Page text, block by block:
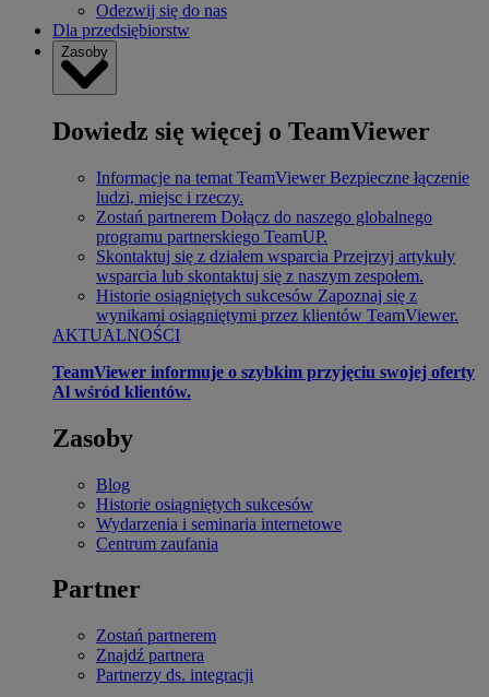
Odezwij się do nas
Dla przedsiębiorstw
Zasoby
Dowiedz się więcej o TeamViewer
Informacje na temat TeamViewer Bezpieczne łączenie
ludzi, miejsc i rzeczy.
Zostań partnerem Dołącz do naszego globalnego
programu partnerskiego TeamUP.
Skontaktuj się z działem wsparcia Przejrzyj artykuły
wsparcia lub skontaktuj się z naszym zespołem.
Historie osiągniętych sukcesów Zapoznaj się z
wynikami osiągniętymi przez klientów TeamViewer.
AKTUALNOŚCI
TeamViewer informuje o szybkim przyjęciu swojej oferty
Al wśród klientów.
Zasoby
Blog
Historie osiągniętych sukcesów
Wydarzenia i seminaria internetowe
Centrum zaufania
Partner
Zostań partnerem
Znajdź partnera
Partnerzy ds. integracji